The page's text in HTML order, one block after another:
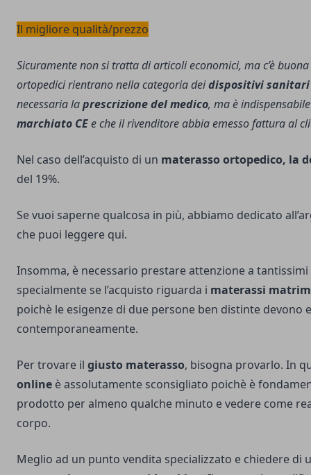
Il migliore qualità/prezzo
Sicuramente non si tratta di articoli economici, ma c’è
ortopedici rientrano nella categoria deidispositivi
necessaria laprescrizione del medico, ma è
marchiato CEe che il rivenditore abbia emesso fattura al
Nel caso dell’acquisto di un materasso ortopedico, la
del 19%.
Se vuoi saperne qualcosa in più, abbiamo dedicato
che puoi leggere qui.
Insomma, è necessario prestare attenzione a
specialmente se l’acquisto riguarda i materassi
poichè le esigenze di due persone ben distinte devono
contemporaneamente.
Per trovare il giusto materasso, bisogna provarlo. In
online è assolutamente sconsigliato poichè è
prodotto per almeno qualche minuto e vedere come
corpo.
Meglio ad un punto vendita specializzato e chiedere di